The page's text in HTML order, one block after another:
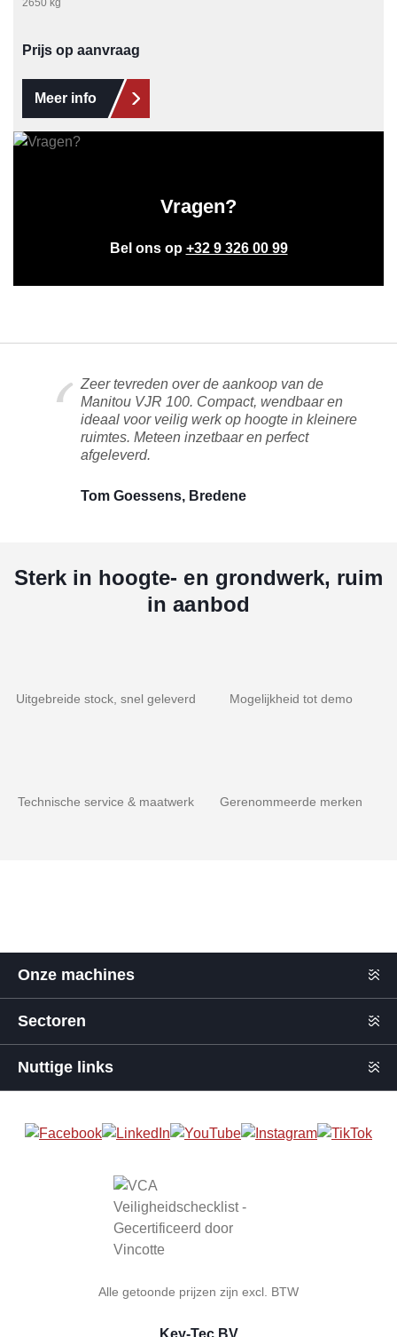
Vragen?
Bel ons op +32 9 326 00 99
2650 kg
Prijs op aanvraag
Meer info
Zeer tevreden over de aankoop van de
Manitou VJR 100. Compact, wendbaar en
ideaal voor veilig werk op hoogte in kleinere
ruimtes. Meteen inzetbaar en perfect
afgeleverd.
Tom Goessens, Bredene
Sterk in hoogte- en grondwerk, ruim
in aanbod
Uitgebreide stock, snel geleverd Mogelijkheid tot demo
Technische service & maatwerk Gerenommeerde merken
Onze machines
Sectoren
Nuttige links
Alle getoonde prijzen zijn excl. BTW